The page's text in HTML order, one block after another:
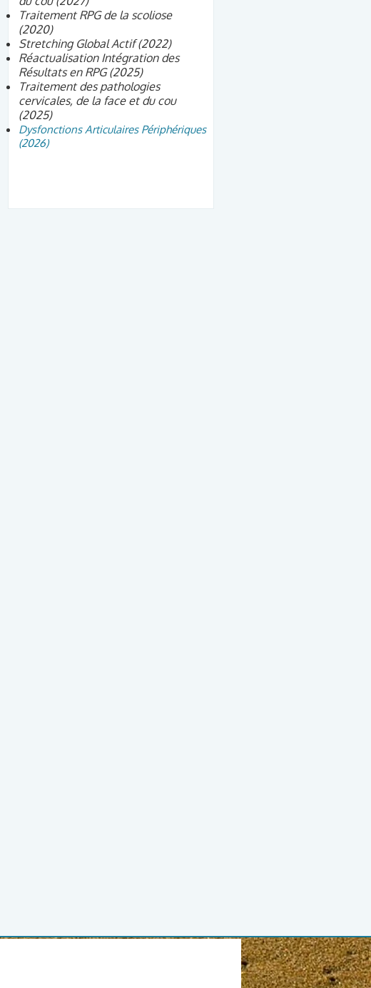
Traitement RPG de la scoliose
(2020)
Stretching Global Actif (2022)
Réactualisation Intégration des
Résultats en RPG (2025)
Traitement des pathologies
cervicales, de la face et du cou
(2025)
Dysfonctions Articulaires Périphériques
(2026)